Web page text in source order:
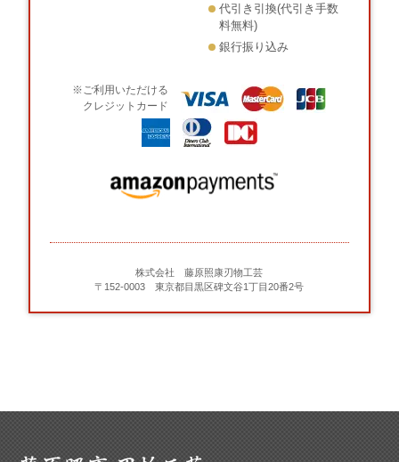
代引き引換(代引き手数
料無料)
銀行振り込み
※ご利用いただける
クレジットカード
株式会社 藤原照康刃物工芸
〒152-0003 東京都目黒区碑文谷1丁目20番2号